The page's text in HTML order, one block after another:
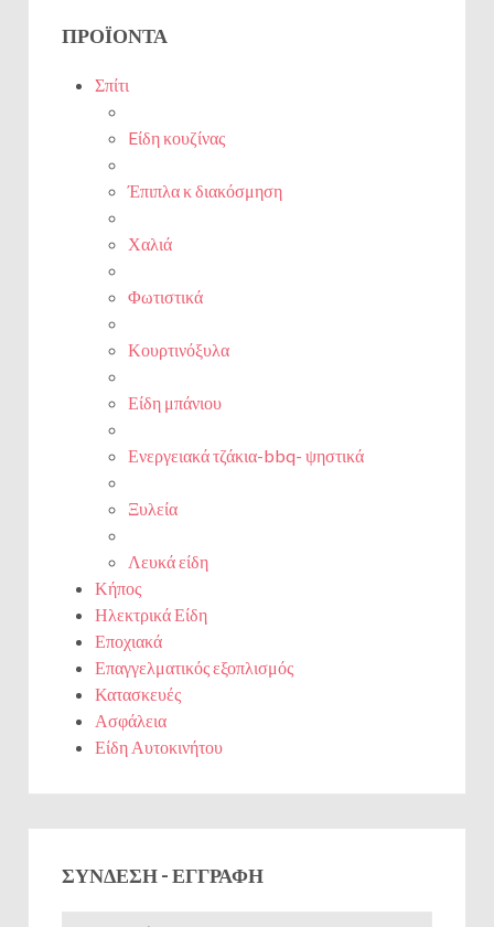
ΠΡΟΪΌΝΤΑ
Σπίτι
Eίδη κουζίνας
Έπιπλα κ διακόσμηση
Χαλιά
Φωτιστικά
Κουρτινόξυλα
Είδη μπάνιου
Ενεργειακά τζάκια-bbq- ψηστικά
Ξυλεία
Λευκά είδη
Κήπος
Ηλεκτρικά Είδη
Εποχιακά
Επαγγελματικός εξοπλισμός
Κατασκευές
Ασφάλεια
Είδη Αυτοκινήτου
ΣΎΝΔΕΣΗ - ΕΓΓΡΑΦΉ